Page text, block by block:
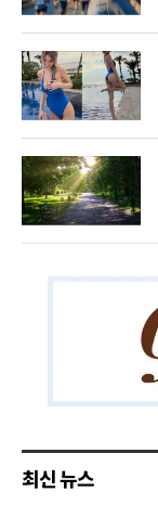
최신 뉴스